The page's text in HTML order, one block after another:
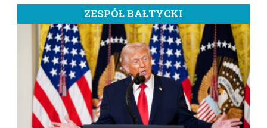
ZESPÓŁ BAŁTYCKI